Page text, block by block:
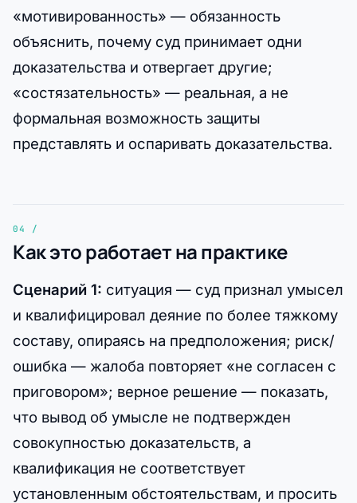
«мотивированность» — обязанность
объяснить, почему суд принимает одни
доказательства и отвергает другие;
«состязательность» — реальная, а не
формальная возможность защиты
представлять и оспаривать доказательства.
Как это работает на практике
Сценарий 1: ситуация — суд признал умысел
и квалифицировал деяние по более тяжкому
составу, опираясь на предположения; риск/
ошибка — жалоба повторяет «не согласен с
приговором»; верное решение — показать,
что вывод об умысле не подтвержден
совокупностью доказательств, а
квалификация не соответствует
установленным обстоятельствам, и просить